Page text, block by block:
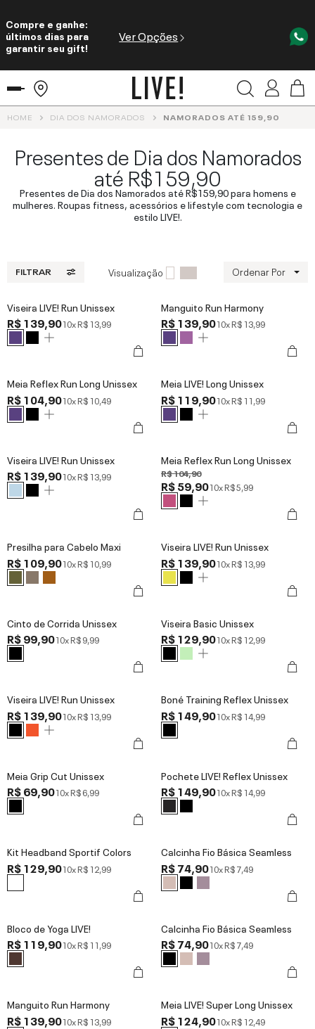
Compre e ganhe:
últimos dias para
garantir seu gift!
Ver Opções
HOME DIA DOS NAMORADOS NAMORADOS ATÉ 159,90
Presentes de Dia dos Namorados
até R$159,90
Presentes de Dia dos Namorados até R$159,90 para homens e
mulheres. Roupas fitness, acessórios e lifestyle com tecnologia e
estilo LIVE!.
FILTRAR Visualização Ordenar Por
Viseira LIVE! Run Unissex
R$ 139,9010xR$ 13,99
Manguito Run Harmony
R$ 139,9010xR$ 13,99
Meia Reflex Run Long Unissex
R$ 104,9010xR$ 10,49
Meia LIVE! Long Unissex
R$ 119,9010xR$ 11,99
Viseira LIVE! Run Unissex
R$ 139,9010xR$ 13,99
Meia Reflex Run Long Unissex
R$ 104,90
R$ 59,9010xR$ 5,99
Presilha para Cabelo Maxi
R$ 109,9010xR$ 10,99
Viseira LIVE! Run Unissex
R$ 139,9010xR$ 13,99
Cinto de Corrida Unissex
R$ 99,9010xR$ 9,99
Viseira Basic Unissex
R$ 129,9010xR$ 12,99
Viseira LIVE! Run Unissex
R$ 139,9010xR$ 13,99
Boné Training Reflex Unissex
R$ 149,9010xR$ 14,99
Meia Grip Cut Unissex
R$ 69,9010xR$ 6,99
Pochete LIVE! Reflex Unissex
R$ 149,9010xR$ 14,99
Kit Headband Sportif Colors
R$ 129,9010xR$ 12,99
Calcinha Fio Básica Seamless
R$ 74,9010xR$ 7,49
Bloco de Yoga LIVE!
R$ 119,9010xR$ 11,99
Calcinha Fio Básica Seamless
R$ 74,9010xR$ 7,49
Manguito Run Harmony
R$ 139,9010xR$ 13,99
Meia LIVE! Super Long Unissex
R$ 124,9010xR$ 12,49